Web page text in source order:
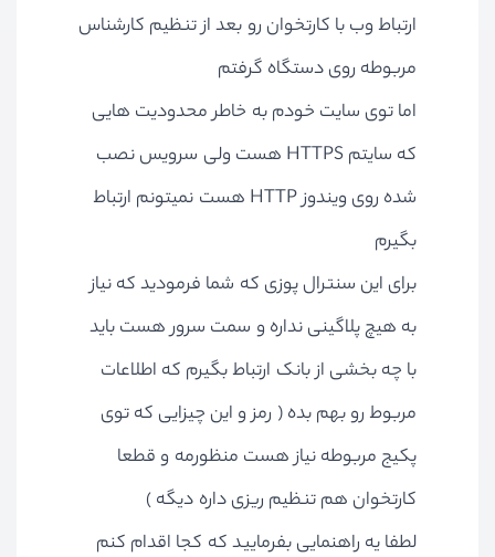
ارتباط وب با کارتخوان رو بعد از تنظیم کارشناس
مربوطه روی دستگاه گرفتم
اما توی سایت خودم به خاطر محدودیت هایی
که سایتم HTTPS هست ولی سرویس نصب
شده روی ویندوز HTTP هست نمیتونم ارتباط
بگیرم
برای این سنترال پوزی که شما فرمودید که نیاز
به هیچ پلاگینی نداره و سمت سرور هست باید
با چه بخشی از بانک ارتباط بگیرم که اطلاعات
مربوط رو بهم بده ( رمز و این چیزایی که توی
پکیج مربوطه نیاز هست منظورمه و قطعا
کارتخوان هم تنظیم ریزی داره دیگه )
لطفا یه راهنمایی بفرمایید که کجا اقدام کنم